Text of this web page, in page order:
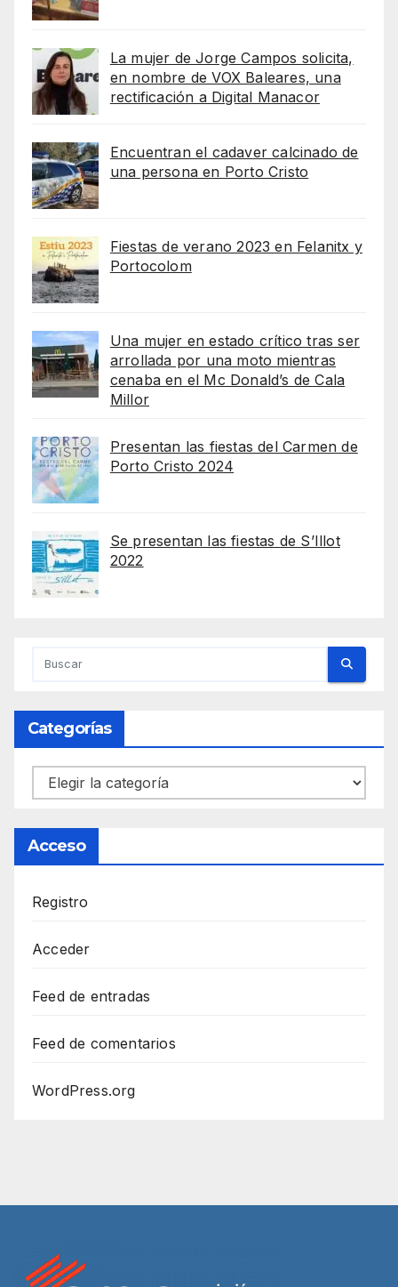
La mujer de Jorge Campos solicita,
en nombre de VOX Baleares, una
rectificación a Digital Manacor
Encuentran el cadaver calcinado de
una persona en Porto Cristo
Fiestas de verano 2023 en Felanitx y
Portocolom
Una mujer en estado crítico tras ser
arrollada por una moto mientras
cenaba en el Mc Donald’s de Cala
Millor
Presentan las fiestas del Carmen de
Porto Cristo 2024
Se presentan las fiestas de S’Illot
2022
Categorías
Categorías
Acceso
Registro
Acceder
Feed de entradas
Feed de comentarios
WordPress.org